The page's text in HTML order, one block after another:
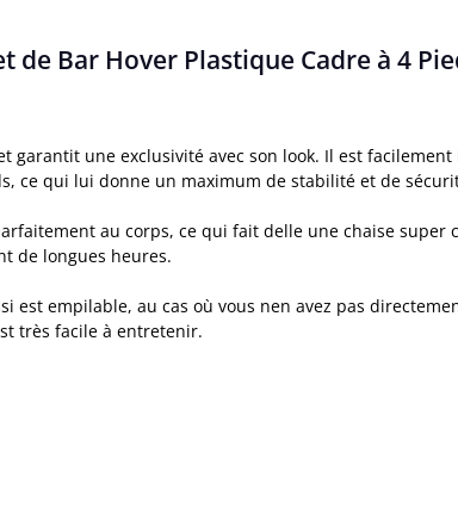
Bar Hover Plastique Cadre à 4
garantit une exclusivité avec son look. Il est
ce qui lui donne un maximum de stabilité et de
au corps, ce qui fait delle une chaise
de longues heures.
est empilable, au cas où vous nen avez pas
très facile à entretenir.